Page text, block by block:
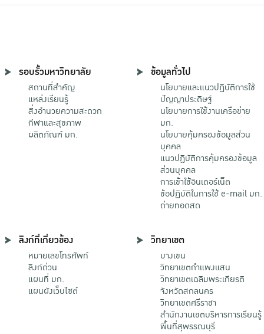
รอบรั้วมหาวิทยาลัย
สถานที่สำคัญ
แหล่งเรียนรู้
สิ่งอำนวยความสะดวก
กีฬาและสุขภาพ
ผลิตภัณฑ์ มก.
ข้อมูลทั่วไป
นโยบายและแนวปฏิบัติการใช้
ปัญญาประดิษฐ์
นโยบายการใช้งานเครือข่าย
มก.
นโยบายคุ้มครองข้อมูลส่วน
บุคคล
แนวปฏิบัติการคุ้มครองข้อมูล
ส่วนบุคคล
การเข้าใช้อินเตอร์เน็ต
ข้อปฏิบัติในการใช้ e-mail มก.
ถ่ายทอดสด
ลิงก์ที่เกี่ยวข้อง
หมายเลขโทรศัพท์
ลิงก์ด่วน
แผนที่ มก.
แผนผังเว็บไซต์
วิทยาเขต
บางเขน
วิทยาเขตกําแพงแสน
วิทยาเขตเฉลิมพระเกียรติ
จังหวัดสกลนคร
วิทยาเขตศรีราชา
สำนักงานเขตบริหารการเรียนรู้
พื้นที่สุพรรณบุรี